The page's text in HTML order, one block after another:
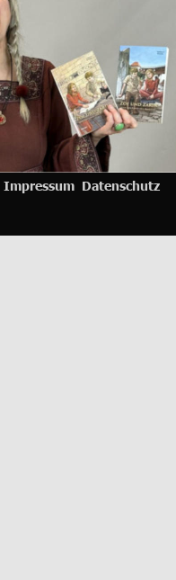
Impressum Datenschutz